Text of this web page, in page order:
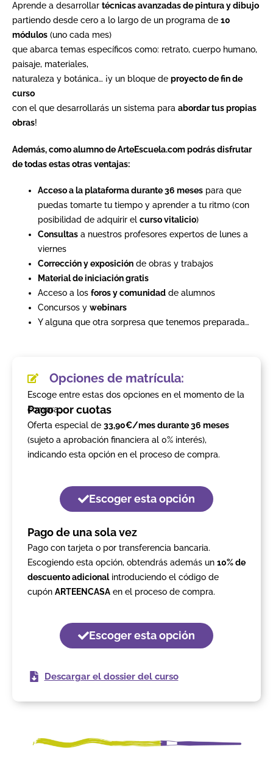
Aprende a desarrollar técnicas avanzadas de pintura y dibujo
partiendo desde cero a lo largo de un programa de 10
módulos (uno cada mes)
que abarca temas específicos como: retrato, cuerpo humano,
paisaje, materiales,
naturaleza y botánica… ¡y un bloque de proyecto de fin de
curso
con el que desarrollarás un sistema para abordar tus propias
obras!
Además, como alumno de ArteEscuela.com podrás disfrutar
de todas estas otras ventajas:
Acceso a la plataforma durante 36 meses para que
puedas tomarte tu tiempo y aprender a tu ritmo (con
posibilidad de adquirir el curso vitalicio)
Consultas a nuestros profesores expertos de lunes a
viernes
Corrección y exposición de obras y trabajos
Material de iniciación gratis
Acceso a los foros y comunidad de alumnos
Concursos y webinars
Y alguna que otra sorpresa que tenemos preparada…
Opciones de matrícula:
Escoge entre estas dos opciones en el momento de la
compra:
Pago por cuotas
Oferta especial de 33,90€/mes durante 36 meses
(sujeto a aprobación financiera al 0% interés),
indicando esta opción en el proceso de compra.
Escoger esta opción
Pago de una sola vez
Pago con tarjeta o por transferencia bancaria.
Escogiendo esta opción, obtendrás además un 10% de
descuento adicionalintroduciendo el código de
cupón ARTEENCASA en el proceso de compra.
Escoger esta opción
Descargar el dossier del curso